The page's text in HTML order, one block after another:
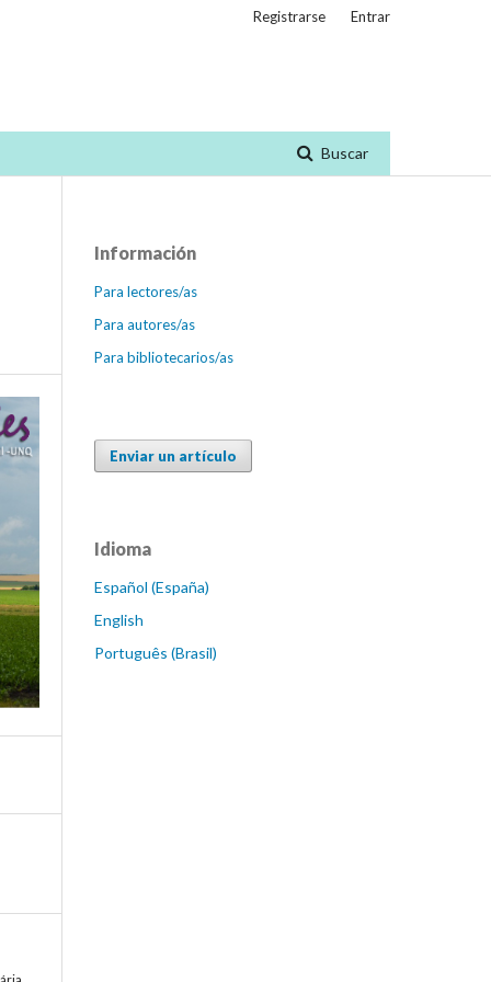
Buscar
Registrarse Entrar
Información
Para lectores/as
Para autores/as
Para bibliotecarios/as
Enviar un artículo
Idioma
Español (España)
English
Português (Brasil)